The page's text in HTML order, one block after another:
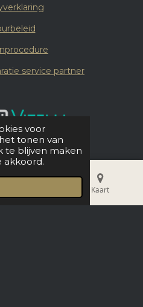
voor
tonen van
te blijven maken
akkoord.
service partner
Kaart